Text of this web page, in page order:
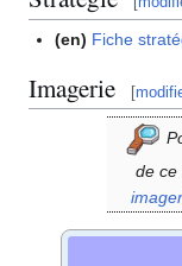
(en) Fiche
Imagerie [
de ce